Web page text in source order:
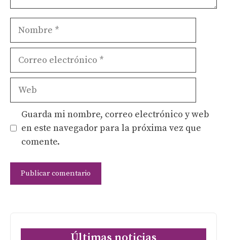
Nombre
Correo
Web
Guarda mi nombre, correo electrónico y web
en este navegador para la próxima vez que
comente.